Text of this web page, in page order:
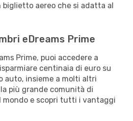
biglietto aereo che si adatta al
eDreams Prime
Prime, puoi accedere a
centinaia di euro su
auto, insieme a molti altri
più grande comunità di
mondo e scopri tutti i vantaggi